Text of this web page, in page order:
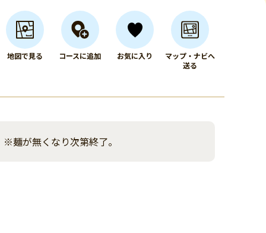
地図で見る コースに追加 お気に入り
マップ・ナビへ
送る
麺が無くなり次第終了。